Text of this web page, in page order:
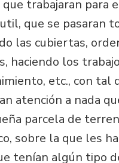
que trabajaran para
que se pasaran
las cubiertas,
haciendo los
etc., con tal
atención a nada
parcela de
sobre la que les
tenían algún tipo